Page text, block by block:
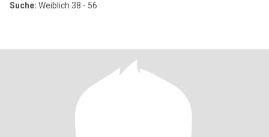
Suche: Weiblich 38 - 56